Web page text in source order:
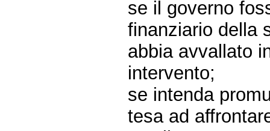
se il governo
finanziario della
abbia avvallato
intervento;
se intenda
tesa ad